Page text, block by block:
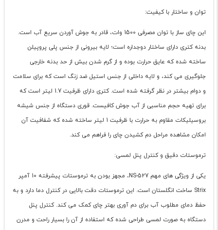
توان و ساختار با کیفیت:
این چای ساز با توان مصرفی 1500 وات، قادر به جوش آوردن سریع آب است.
بدنه کتری دارای ساختار دوجداره است؛ لایه بیرونی از جنس پلی پروپیلن
ساخته شده که عایق حرارت بوده و از گرم شدن بیش از حد بدنه خارجی
جلوگیری می کند، و لایه داخلی از جنس استیل ضد زنگ است که برای سلامت
و دوام بیشتر در نظر گرفته شده است. کتری دارای ظرفیت 1.7 لیتر است که
برای تهیه حجم مناسبی از آب جوش کافیست. قوری دستگاه از جنس شیشه
بروسیلیکات مقاوم به حرارت با ظرفیت 1 لیتر ساخته شده که شفافیت آن
امکان مشاهده مراحل دم کشیدن چای را فراهم می کند.
ترموستات دقیق و کنترل پنل لمسی:
یکی از ویژگی های مهم NS-527، مجهز بودن به ترموستات پیشرفته 10 آمپر
Strix ساخت انگلستان است. این ترموستات دقت بالایی در کنترل دما دارد و به
حفظ دمای مطلوب آب برای دم آوری بهتر چای کمک می کند. کنترل پنل
دستگاه به صورت لمسی طراحی شده که استفاده از آن را بسیار راحت و مدرن